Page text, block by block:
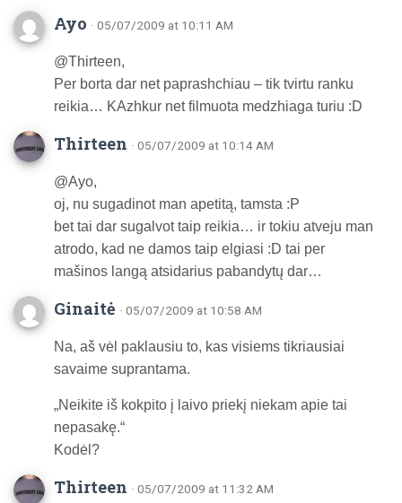
Ayo · 05/07/2009 at 10:11 AM
@Thirteen,
Per borta dar net paprashchiau – tik tvirtu ranku
reikia… KAzhkur net filmuota medzhiaga turiu :D
Thirteen · 05/07/2009 at 10:14 AM
@Ayo,
oj, nu sugadinot man apetitą, tamsta :P
bet tai dar sugalvot taip reikia… ir tokiu atveju man
atrodo, kad ne damos taip elgiasi :D tai per
mašinos langą atsidarius pabandytų dar…
Ginaitė · 05/07/2009 at 10:58 AM
Na, aš vėl paklausiu to, kas visiems tikriausiai
savaime suprantama.
„Neikite iš kokpito į laivo priekį niekam apie tai
nepasakę.“
Kodėl?
Thirteen · 05/07/2009 at 11:32 AM